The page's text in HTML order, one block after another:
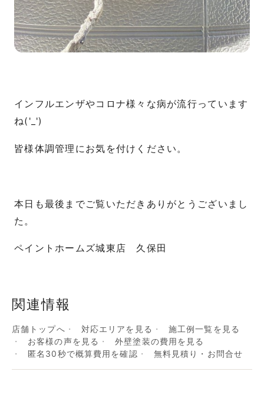
インフルエンザやコロナ様々な病が流行っています
ね('_')
皆様体調管理にお気を付けください。
本日も最後までご覧いただきありがとうございまし
た。
ペイントホームズ城東店 久保田
関連情報
店舗トップへ 対応エリアを見る
施工例一覧を見る
お客様の声を見る
外壁塗装の費用を見る
匿名30秒で概算費用を確認
無料見積り・お問合せ